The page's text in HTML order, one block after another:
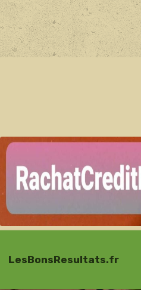
LesBonsResultats.fr